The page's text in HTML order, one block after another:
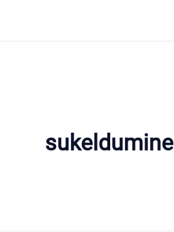
sukeldumine